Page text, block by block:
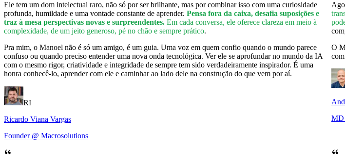
Ele tem um dom intelectual raro, não só por ser brilhante, mas por combinar isso com uma curiosidade
profunda, humildade e uma vontade constante de aprender. Pensa fora da caixa, desafia suposições e
traz à mesa perspectivas novas e surpreendentes. Em cada conversa, ele oferece clareza em meio à
complexidade, de um jeito generoso, pé no chão e sempre prático.
Pra mim, o Manoel não é só um amigo, é um guia. Uma voz em quem confio quando o mundo parece
confuso ou quando preciso entender uma nova onda tecnológica. Ver ele se aprofundar no mundo da IA
com o mesmo rigor, criatividade e integridade de sempre tem sido verdadeiramente inspirador. É uma
honra conhecê-lo, aprender com ele e caminhar ao lado dele na construção do que vem por aí.
RI
Ricardo Viana Vargas
Founder @ Macrosolutions
O
MD